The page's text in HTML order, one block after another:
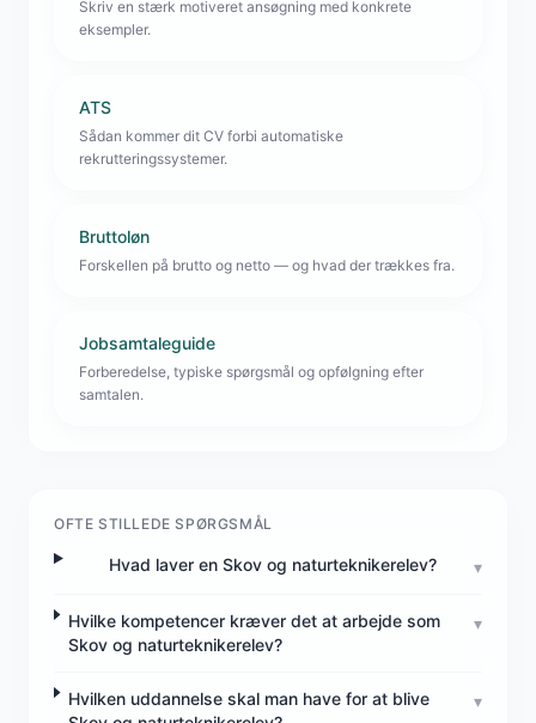
Skriv en stærk motiveret ansøgning med konkrete
eksempler.
ATS
Sådan kommer dit CV forbi automatiske
rekrutteringssystemer.
Bruttoløn
Forskellen på brutto og netto — og hvad der trækkes fra.
Jobsamtaleguide
Forberedelse, typiske spørgsmål og opfølgning efter
samtalen.
OFTE STILLEDE SPØRGSMÅL
Hvad laver en Skov og naturteknikerelev? ▾
Hvilke kompetencer kræver det at arbejde som
Skov og naturteknikerelev?
▾
Hvilken uddannelse skal man have for at blive
▾